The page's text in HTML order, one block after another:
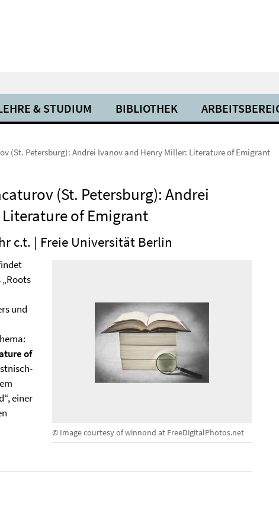
& STUDIUM BIBLIOTHEK
(St. Petersburg): Andrei Ivanov and Henry Miller: Literature of Emigrant
(St. Petersburg): Andrei
of Emigrant
c.t. | Freie Universität Berlin
© Image courtesy of winnond at FreeDigitalPhotos.net
„Roots
und
of
einer